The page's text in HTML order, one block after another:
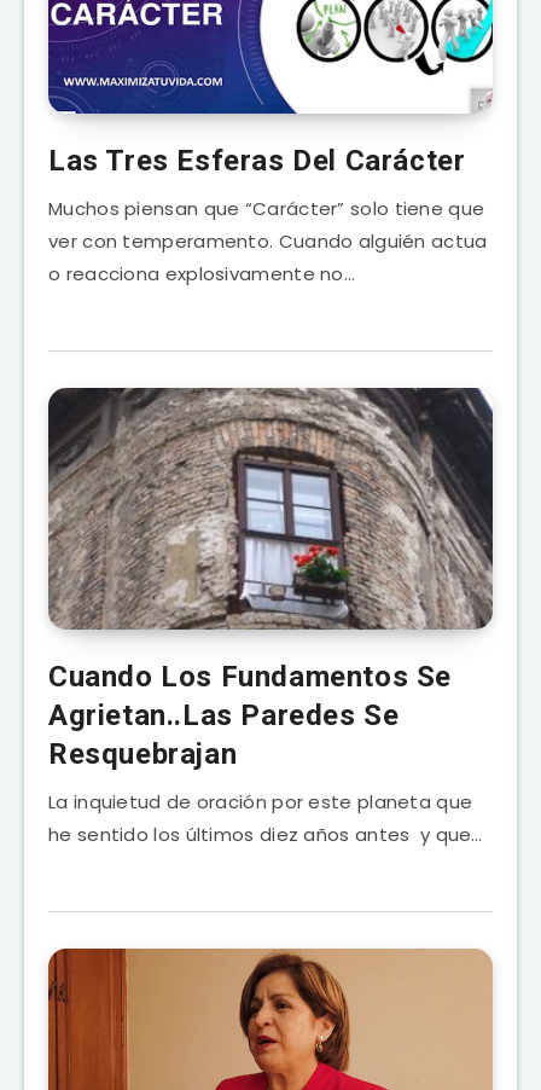
Las Tres Esferas Del Carácter
Muchos piensan que “Carácter” solo tiene que
ver con temperamento. Cuando alguién actua
o reacciona explosivamente no…
Cuando Los Fundamentos Se
Agrietan..Las Paredes Se
Resquebrajan
La inquietud de oración por este planeta que
he sentido los últimos diez años antes y que…